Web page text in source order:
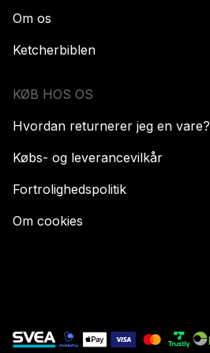
Om os
Ketcherbiblen
KØB HOS OS
Hvordan returnerer jeg en vare?
Købs- og leverancevilkår
Fortrolighedspolitik
Om cookies